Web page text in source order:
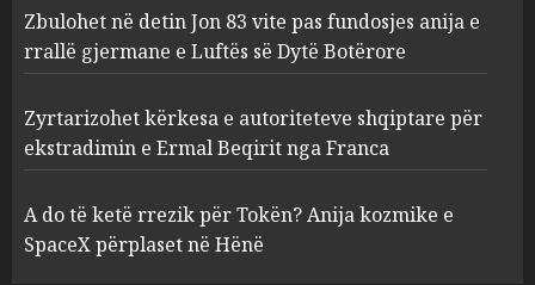
pas fundosjes anija e rrallë
gjermane e Luftës së Dytë
Botërore
Zyrtarizohet kërkesa e
autoriteteve shqiptare për
ekstradimin e Ermal Beqirit
nga Franca
Zbulohet në detin Jon 83 vite pas fundosjes anija e
rrallë gjermane e Luftës së Dytë Botërore
Zyrtarizohet kërkesa e autoriteteve shqiptare për
ekstradimin e Ermal Beqirit nga Franca
A do të ketë rrezik për Tokën? Anija kozmike e
SpaceX përplaset në Hënë